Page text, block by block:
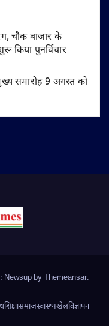
चौक बाजार के
किया पुनर्विचार
समारोह 9 अगस्त को
Newsup byThemeansar.
शिक्षासमाजस्वास्थ्यखेलविज्ञापन